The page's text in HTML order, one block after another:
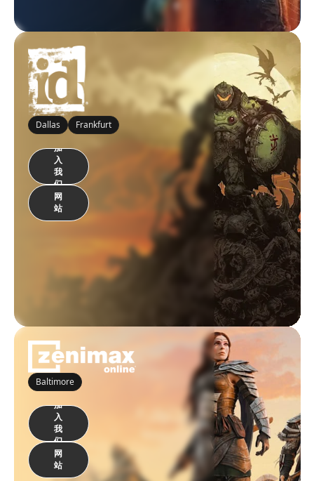
Dallas Frankfurt
加
入
我
们
网
站
Baltimore
加
入
我
们
网
站